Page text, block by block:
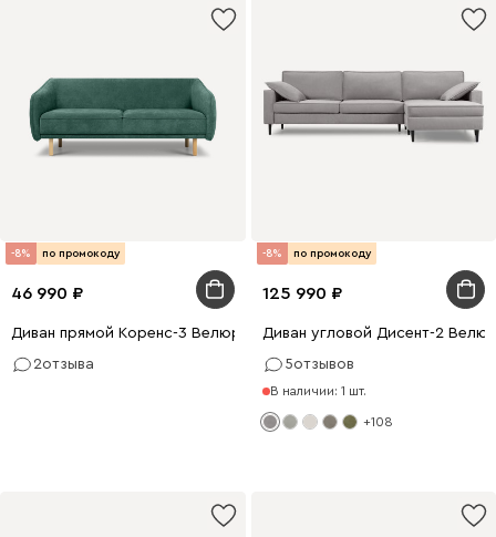
-8% по промокоду
46 990
Диван прямой Коренс-3 Велюр Зелёный
2отзыва
-8% по промокоду
125 990
Диван угловой Дисент-2
5отзывов
В наличии: 1 шт.
+108